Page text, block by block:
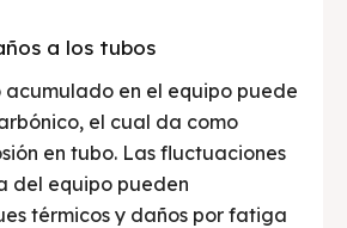
a los tubos
acumulado en el equipo puede
el cual da como
en tubo. Las fluctuaciones
del equipo pueden
térmicos y daños por fatiga